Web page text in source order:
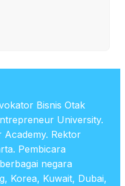
Bisnis Otak
University.
Academy. Rektor
Pembicara
negara
Korea, Kuwait, Dubai,